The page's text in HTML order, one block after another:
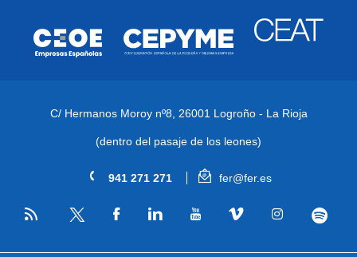
C/ Hermanos Moroy nº8, 26001 Logroño - La Rioja
(dentro del pasaje de los leones)
941 271 271 fer@fer.es
RSS